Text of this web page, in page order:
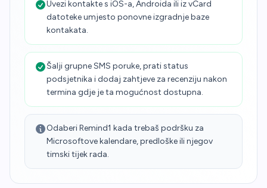
Uvezi kontakte s iOS-a, Androida ili iz vCard
datoteke umjesto ponovne izgradnje baze
kontakata.
Šalji grupne SMS poruke, prati status
podsjetnika i dodaj zahtjeve za recenziju nakon
termina gdje je ta mogućnost dostupna.
Odaberi Remind1 kada trebaš podršku za
Microsoftove kalendare, predloške ili njegov
timski tijek rada.